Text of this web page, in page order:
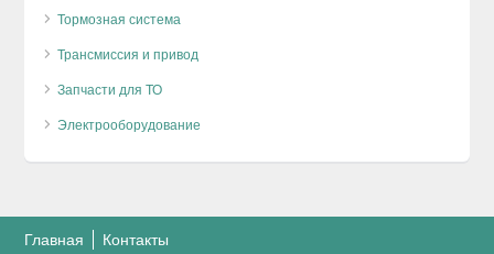
Тормозная система
Трансмиссия и привод
Запчасти для ТО
Электрооборудование
Главная Контакты